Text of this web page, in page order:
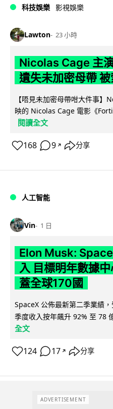
科技娛樂 影視娛樂
Lawton 23 小時
Nicolas Cage 主
遺失未加密母帶
【唔見未加密母帶咁大件事
映的 Nicolas Cage 電影《
閱讀全文
168 9 ↗ 分享
人工智能
Vin 1 日
Elon Musk:
入 目標明年數據
蓋全球170國
SpaceX 公佈最新第二季業績
季度收入按年飆升 92% 至 78
全文
124 17 ↗ 分享
ADVERTISEMENT